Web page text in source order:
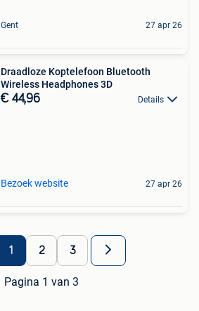
Gent 27 apr 26
Draadloze Koptelefoon Bluetooth
Wireless Headphones 3D
€ 44,96 Details
Bezoek website 27 apr 26
1 2 3
Pagina 1 van 3